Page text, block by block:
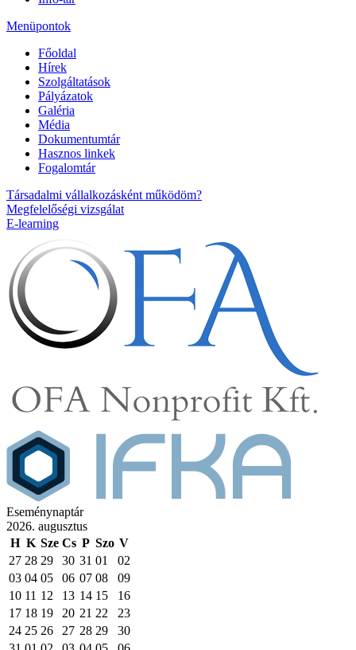
Menüpontok
Főoldal
Hírek
Szolgáltatások
Pályázatok
Galéria
Média
Dokumentumtár
Hasznos linkek
Fogalomtár
Társadalmi vállalkozásként működöm?
Megfelelőségi vizsgálat
E-learning
Eseménynaptár
2026. augusztus
H K Sze Cs P Szo V
27 28 29 30 31 01
02
03 04 05 06 07 08
09
10 11 12 13 14 15
16
17 18 19 20 21 22
23
24 25 26 27 28 29
30